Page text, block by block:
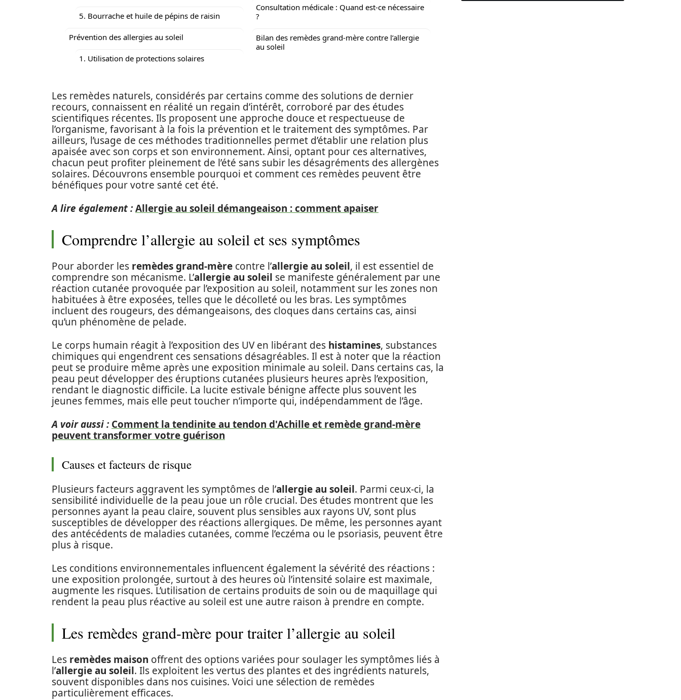
5. Bourrache et huile de pépins de raisin
Prévention des allergies au soleil
1. Utilisation de protections solaires
Consultation médicale : Quand est-ce nécessaire
?
Bilan des remèdes grand-mère contre l’allergie
au soleil
Les remèdes naturels, considérés par certains comme des solutions de dernier
recours, connaissent en réalité un regain d’intérêt, corroboré par des études
scientifiques récentes. Ils proposent une approche douce et respectueuse de
l’organisme, favorisant à la fois la prévention et le traitement des symptômes. Par
ailleurs, l’usage de ces méthodes traditionnelles permet d’établir une relation plus
apaisée avec son corps et son environnement. Ainsi, optant pour ces alternatives,
chacun peut profiter pleinement de l’été sans subir les désagréments des allergènes
solaires. Découvrons ensemble pourquoi et comment ces remèdes peuvent être
bénéfiques pour votre santé cet été.
A lire également :Allergie au soleil démangeaison : comment apaiser
Comprendre l’allergie au soleil et ses symptômes
Pour aborder les remèdes grand-mère contre l’allergie au soleil, il est essentiel de
comprendre son mécanisme. L’allergie au soleil se manifeste généralement par une
réaction cutanée provoquée par l’exposition au soleil, notamment sur les zones non
habituées à être exposées, telles que le décolleté ou les bras. Les symptômes
incluent des rougeurs, des démangeaisons, des cloques dans certains cas, ainsi
qu’un phénomène de pelade.
Le corps humain réagit à l’exposition des UV en libérant des histamines, substances
chimiques qui engendrent ces sensations désagréables. Il est à noter que la réaction
peut se produire même après une exposition minimale au soleil. Dans certains cas, la
peau peut développer des éruptions cutanées plusieurs heures après l’exposition,
rendant le diagnostic difficile. La lucite estivale bénigne affecte plus souvent les
jeunes femmes, mais elle peut toucher n’importe qui, indépendamment de l’âge.
A voir aussi : Comment la tendinite au tendon d'Achille et remède grand-mère
peuvent transformer votre guérison
Causes et facteurs de risque
Plusieurs facteurs aggravent les symptômes de l’allergie au soleil. Parmi ceux-ci, la
sensibilité individuelle de la peau joue un rôle crucial. Des études montrent que les
personnes ayant la peau claire, souvent plus sensibles aux rayons UV, sont plus
susceptibles de développer des réactions allergiques. De même, les personnes ayant
des antécédents de maladies cutanées, comme l’eczéma ou le psoriasis, peuvent être
plus à risque.
Les conditions environnementales influencent également la sévérité des réactions :
une exposition prolongée, surtout à des heures où l’intensité solaire est maximale,
augmente les risques. L’utilisation de certains produits de soin ou de maquillage qui
rendent la peau plus réactive au soleil est une autre raison à prendre en compte.
Les remèdes grand-mère pour traiter l’allergie au soleil
Les remèdes maison offrent des options variées pour soulager les symptômes liés à
l’allergie au soleil. Ils exploitent les vertus des plantes et des ingrédients naturels,
souvent disponibles dans nos cuisines. Voici une sélection de remèdes
particulièrement efficaces.